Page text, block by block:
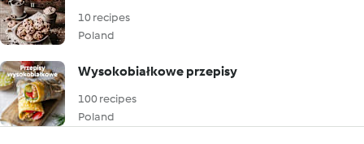
10 recipes
Poland
Wysokobiałkowe przepisy
100 recipes
Poland